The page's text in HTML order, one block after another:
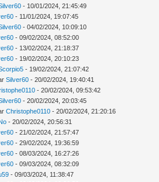
- 10/01/2024, 21:45:49
- 11/01/2024, 19:07:45
- 04/02/2024, 10:09:10
- 09/02/2024, 08:52:00
- 13/02/2024, 21:18:37
- 19/02/2024, 20:10:23
- 19/02/2024, 21:07:42
Silver60 - 20/02/2024, 19:40:41
- 20/02/2024, 09:53:42
- 20/02/2024, 20:03:45
Christophe0110 - 20/02/2024, 21:20:16
- 20/02/2024, 20:56:31
- 21/02/2024, 21:57:47
- 29/02/2024, 19:36:59
- 08/03/2024, 16:27:26
- 09/03/2024, 08:32:09
- 09/03/2024, 11:38:47